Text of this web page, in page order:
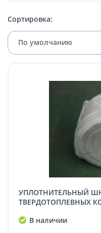
Сортировка:
По умолчанию
УПЛОТНИТЕЛЬНЫЙ ШНУР ИЗ СТЕКЛОВОЛОКНА ДЛЯ
ТВЕРДОТОПЛЕВНЫХ
В наличии